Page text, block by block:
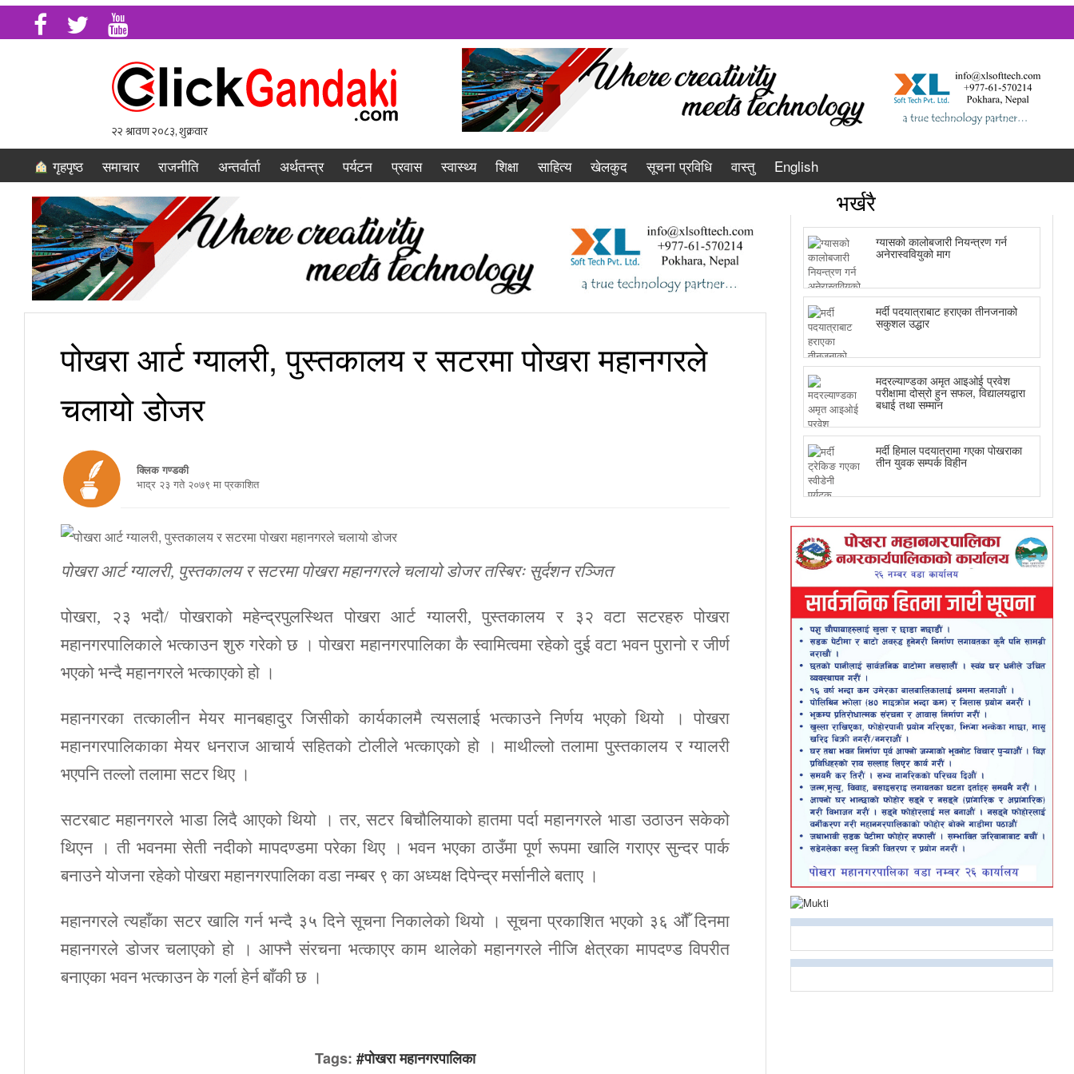
गृहपृष्ठ समाचार राजनीति अन्तर्वार्ता अर्थतन्त्र पर्यटन प्रवास स्वास्थ्य शिक्षा साहित्य खेलकुद सूचना प्रविधि वास्तु English
पोखरा आर्ट ग्यालरी, पुस्तकालय र सटरमा पोखरा महानगरले
चलायो डोजर
क्लिक गण्डकी
भाद्र २३ गते २०७९ मा प्रकाशित
पोखरा आर्ट ग्यालरी, पुस्तकालय र सटरमा पोखरा महानगरले चलायो डोजर तस्बिरः सुर्दशन रञ्जित
पोखरा, २३ भदौ/ पोखराको महेन्द्रपुलस्थित पोखरा आर्ट ग्यालरी, पुस्तकालय र ३२ वटा सटरहरु पोखरा
महानगरपालिकाले भत्काउन शुरु गरेको छ । पोखरा महानगरपालिका कै स्वामित्वमा रहेको दुई वटा भवन पुरानो र जीर्ण
भएको भन्दै महानगरले भत्काएको हो ।
महानगरका तत्कालीन मेयर मानबहादुर जिसीको कार्यकालमै त्यसलाई भत्काउने निर्णय भएको थियो । पोखरा
महानगरपालिकाका मेयर धनराज आचार्य सहितको टोलीले भत्काएको हो । माथील्लो तलामा पुस्तकालय र ग्यालरी
भएपनि तल्लो तलामा सटर थिए ।
सटरबाट महानगरले भाडा लिदै आएको थियो । तर, सटर बिचौलियाको हातमा पर्दा महानगरले भाडा उठाउन सकेको
थिएन । ती भवनमा सेती नदीको मापदण्डमा परेका थिए । भवन भएका ठाउँमा पूर्ण रूपमा खालि गराएर सुन्दर पार्क
बनाउने योजना रहेको पोखरा महानगरपालिका वडा नम्बर ९ का अध्यक्ष दिपेन्द्र मर्सानीले बताए ।
महानगरले त्यहाँका सटर खालि गर्न भन्दै ३५ दिने सूचना निकालेको थियो । सूचना प्रकाशित भएको ३६ औँ दिनमा
महानगरले डोजर चलाएको हो । आफ्नै संरचना भत्काएर काम थालेको महानगरले नीजि क्षेत्रका मापदण्ड विपरीत
बनाएका भवन भत्काउन के गर्ला हेर्न बाँकी छ ।
Tags:#पोखरा महानगरपालिका
भर्खरै
ग्यासको कालोबजारी नियन्त्रण गर्न
अनेरास्ववियुको माग
मर्दी पदयात्राबाट हराएका तीनजनाको
सकुशल उद्धार
मदरल्याण्डका अमृत आइओई प्रवेश
परीक्षामा दोस्रो हुन सफल, विद्यालयद्वारा
बधाई तथा सम्मान
मर्दी हिमाल पदयात्रामा गएका पोखराका
तीन युवक सम्पर्क विहीन